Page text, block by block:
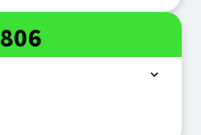
Linie
806